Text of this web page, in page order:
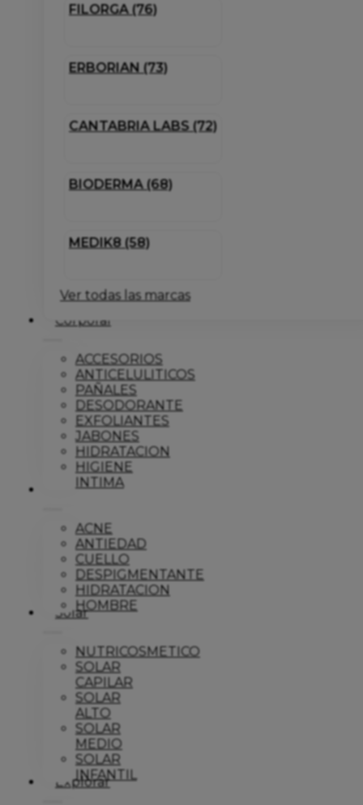
FILORGA (76)
ERBORIAN (73)
CANTABRIA LABS (72)
BIODERMA (68)
MEDIK8 (58)
Ver todas las marcas
Corporal
ACCESORIOS
ANTICELULITICOS
PAÑALES
DESODORANTE
EXFOLIANTES
JABONES
HIDRATACION
HIGIENE
INTIMA
Dermo
ACNE
ANTIEDAD
CUELLO
DESPIGMENTANTE
HIDRATACION
HOMBRE
Solar
NUTRICOSMETICO
SOLAR
CAPILAR
SOLAR
ALTO
SOLAR
MEDIO
SOLAR
INFANTIL
Explorar